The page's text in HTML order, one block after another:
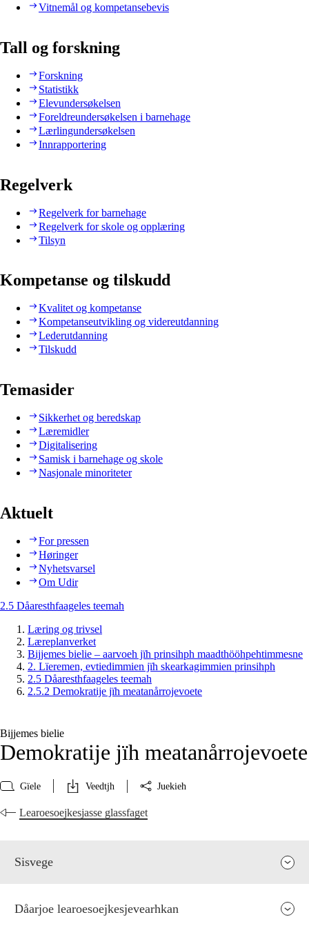
Vitnemål og kompetansebevis
Tall og forskning
Forskning
Statistikk
Elevundersøkelsen
Foreldreundersøkelsen i barnehage
Lærlingundersøkelsen
Innrapportering
Regelverk
Regelverk for barnehage
Regelverk for skole og opplæring
Tilsyn
Kompetanse og tilskudd
Kvalitet og kompetanse
Kompetanseutvikling og videreutdanning
Lederutdanning
Tilskudd
Temasider
Sikkerhet og beredskap
Læremidler
Digitalisering
Samisk i barnehage og skole
Nasjonale minoriteter
Aktuelt
For pressen
Høringer
Nyhetsvarsel
Om Udir
2.5 Dåaresthfaageles teemah
Læring og trivsel
Læreplanverket
Bijjemes bielie – aarvoeh jïh prinsihph maadthööhpehtimmesne
2. Lïeremen, evtiedimmien jïh skearkagimmien prinsihph
2.5 Dåaresthfaageles teemah
2.5.2 Demokratije jïh meatanårrojevoete
Bijjemes bielie
Demokratije jïh meatanårrojevoete
Gïele Veedtjh Juekieh
Learoesoejkesjasse glassfaget
Sisvege
Dåarjoe learoesoejkesjevearhkan